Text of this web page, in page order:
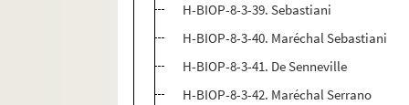
H-BIOP-8-3-39. Sebastiani
H-BIOP-8-3-40. Maréchal Sebastiani
H-BIOP-8-3-41. De Senneville
H-BIOP-8-3-42. Maréchal Serrano